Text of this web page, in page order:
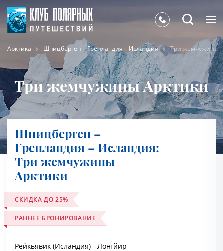
Арктика Шпицберген – Гренландия – Исландия Три жемчужины
Три жемчужины Арктики
Шпицберген –
Гренландия – Исландия:
Три жемчужины
Арктики
СКИДКА ДО 25%
РАННЕЕ БРОНИРОВАНИЕ
Рейкьявик (Исландия) - Лонгйир